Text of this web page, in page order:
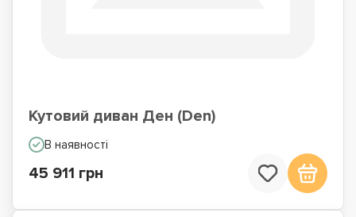
Кутовий диван Ден (Den)
В наявності
45 911 грн